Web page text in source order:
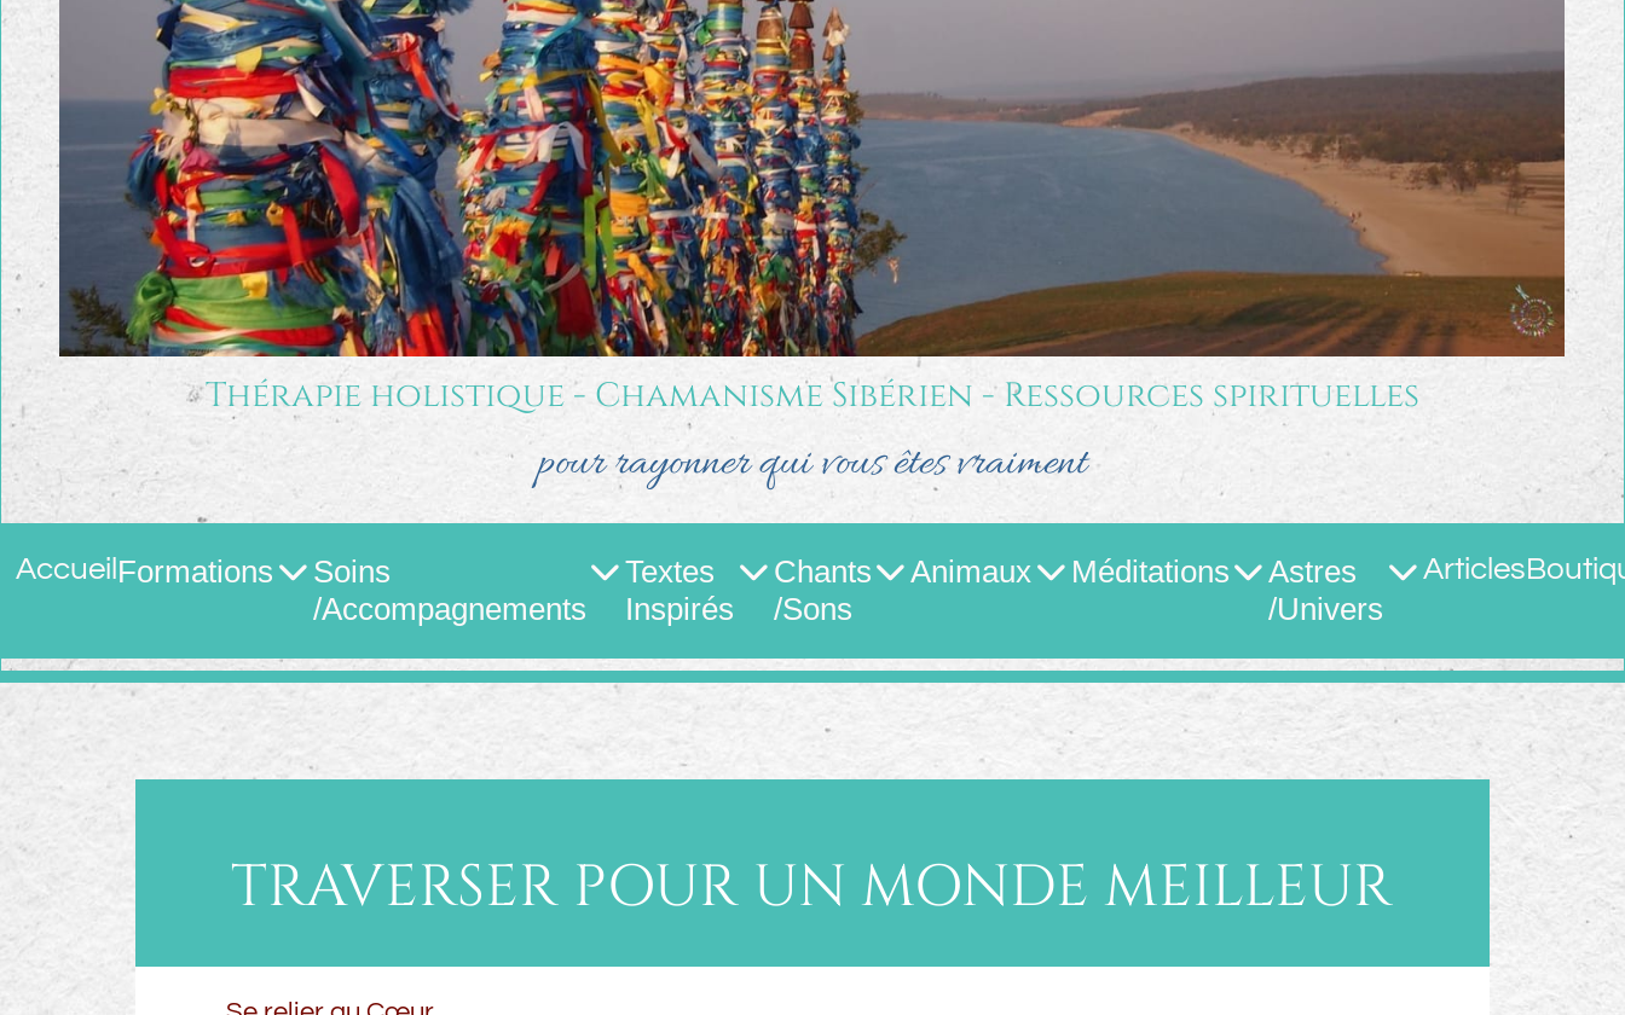
Thérapie holistique - Chamanisme Sibérien - Ressources spirituelles
pour rayonner qui vous êtes vraiment
Accueil Formations
Soins
/Accompagnements
Textes
Inspirés
Chants
/Sons
Animaux Méditations
Astres
/Univers
Articles
TRAVERSER POUR UN MONDE MEILLEUR